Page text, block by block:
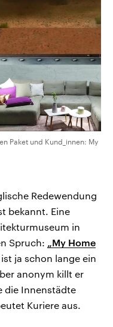
Paket und Kund_innen: My
Redewendung
bekannt. Eine
in
Spruch: „My Home
ja schon lange ein
anonym killt er
die Innenstädte
Kuriere aus.